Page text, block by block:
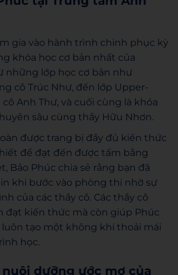
gia vào hành trình chinh phục kỳ
khóa học cơ bản nhất của
những lớp học cơ bản như
cô Trúc Như, đến lớp Upper-
Anh Thư, và cuối cùng là khóa
sâu cùng thầy Hữu Nhơn.
được trang bị đầy đủ kiến thức
để đạt đến được tấm bằng
Bảo Phúc chia sẻ rằng bạn đã
khi bước vào phòng thi nhờ sự
của các thầy cô. Các thầy cô
đạt kiến thức mà còn giúp Phúc
luôn tạo một không khí thoải mái
học.
nuôi dưỡng ước mơ của